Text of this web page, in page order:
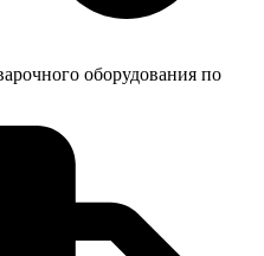
оборудования по